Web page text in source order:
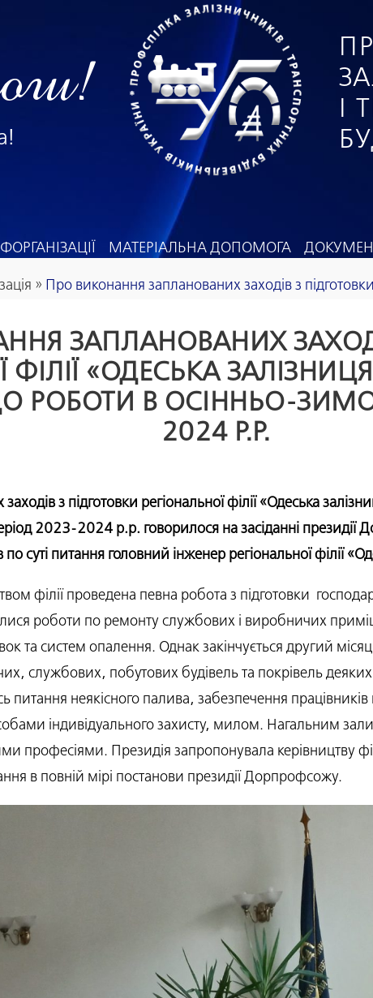
І
МАТЕРІАЛЬНА ДОПОМОГА
» Про виконання запланованих заходів з
ЗАПЛАНОВАНИХ
ФІЛІЇ «ОДЕСЬКА
ДО РОБОТИ В ОСІННЬО-
2024 Р.Р.
з підготовки регіональної філії «Одеська
2023-2024 р.р. говорилося на засіданні президії
по суті питання головний інженер регіональної філії
філії проведена певна робота з підготовки
роботи по ремонту службових і виробничих
та систем опалення. Однак закінчується другий
службових, побутових будівель та покрівель деяких
питання неякісного палива, забезпечення
індивідуального захисту, милом. Нагальним
професіями. Президія запропонувала керівництву
в повній мірі постанови президії Дорпрофсожу.